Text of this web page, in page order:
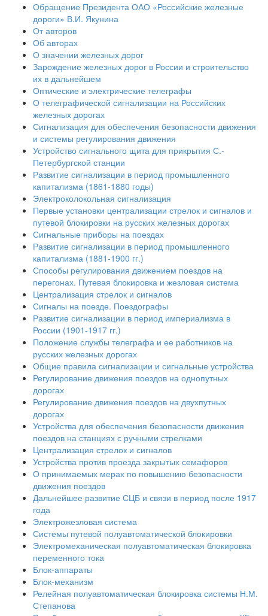
Обращение Президента ОАО «Российские железные
дороги» В.И. Якунина
От авторов
Об авторах
О значении железных дорог
Зарождение железных дорог в России и строительство
их в дальнейшем
Оптические и электрические телеграфы
О телеграфической сигнализации на Российских
железных дорогах
Сигнализация для обеспечения безопасности движения
и системы регулирования движения
Устройство сигнального щита для прикрытия С.-
Петербургской станции
Развитие сигнализации в период промышленного
капитализма (1861-1880 годы)
Электроколокольная сигнализация
Первые установки централизации стрелок и сигналов и
путевой блокировки на русских железных дорогах
Сигнальные приборы на поездах
Развитие сигнализации в период промышленного
капитализма (1881-1900 гг.)
Способы регулирования движением поездов на
перегонах. Путевая блокировка и жезловая система
Централизация стрелок и сигналов
Сигналы на поезде. Поездографы
Развитие сигнализации в период империализма в
России (1901-1917 гг.)
Положение службы телеграфа и ее работников на
русских железных дорогах
Общие правила сигнализации и сигнальные устройства
Регулирование движения поездов на однопутных
дорогах
Регулирование движения поездов на двухпутных
дорогах
Устройства для обеспечения безопасности движения
поездов на станциях с ручными стрелками
Централизация стрелок и сигналов
Устройства против проезда закрытых семафоров
О принимаемых мерах по повышению безопасности
движения поездов
Дальнейшее развитие СЦБ и связи в период после 1917
года
Электрожезловая система
Системы путевой полуавтоматической блокировки
Электромеханическая полуавтоматическая блокировка
переменного тока
Блок-аппараты
Блок-механизм
Релейная полуавтоматическая блокировка системы Н.М.
Степанова